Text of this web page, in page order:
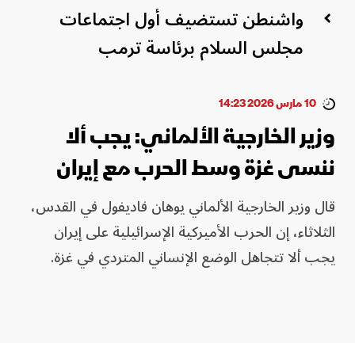
واشنطن تستضيف أول اجتماعات
مجلس السلام برئاسة ترمب
10 مارس 2026 14:23
وزير الخارجية الألماني: يجب ألا
ننسى غزة وسط الحرب مع إيران
قال وزير الخارجية الألماني يوهان فاديفول في ⁠القدس،
‌الثلاثاء، إن الحرب الأميركية الإسرائيلية ​على إيران
⁠يجب ألا تتجاهل الوضع الإنساني ⁠المتردي في غزة.